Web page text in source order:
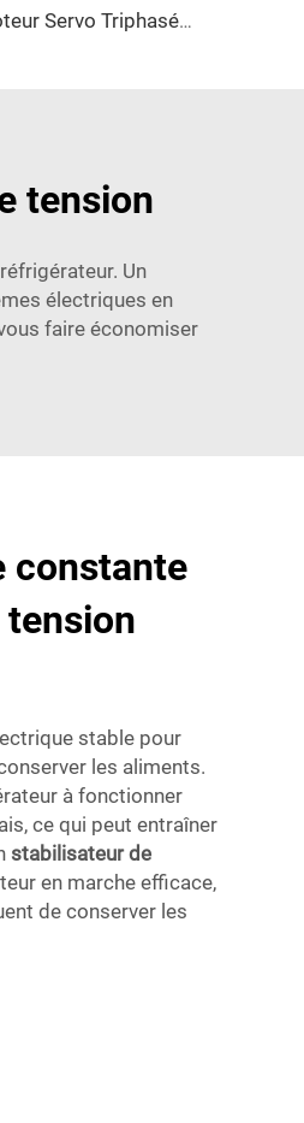
Régulateur de Tension à Moteur Servo Triphasé Série TNS-U
tension
Un
électriques en
faire économiser
constante
stable pour
les aliments.
à fonctionner
ce qui peut entraîner
stabilisateur de
en marche efficace,
de conserver les